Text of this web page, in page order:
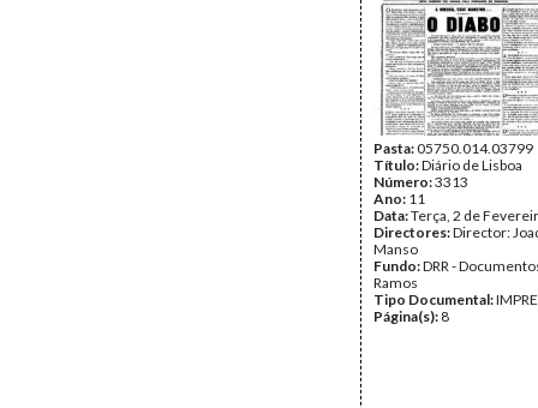
Pasta:05750.014.03799
Título:Diário de Lisboa
Número:3313
Ano: 11
Data:Terça, 2 de
Directores:Director:
Manso
Fundo:DRR -
Ramos
Tipo Documental:
Página(s): 8